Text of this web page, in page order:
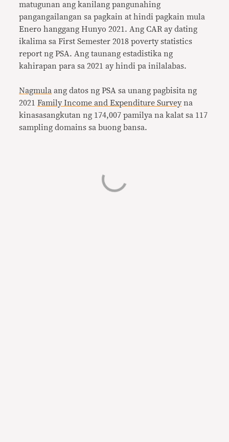
matugunan ang kanilang pangunahing
pangangailangan sa pagkain at hindi pagkain mula
Enero hanggang Hunyo 2021. Ang CAR ay dating
ikalima sa First Semester 2018 poverty statistics
report ng PSA. Ang taunang estadistika ng
kahirapan para sa 2021 ay hindi pa inilalabas.
Nagmula ang datos ng PSA sa unang pagbisita ng
2021Family Income and Expenditure Survey na
kinasasangkutan ng 174,007 pamilya na kalat sa 117
sampling domains sa buong bansa.